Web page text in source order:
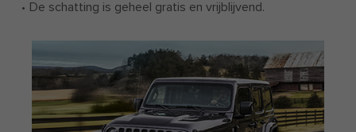
De schatting is geheel gratis en vrijblijvend.